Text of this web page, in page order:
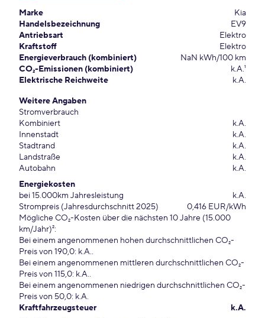
Marke
Kia
Handelsbezeichnung
EV9
Antriebsart
Elektro
Kraftstoff
Elektro
Energieverbrauch (kombiniert)
NaN kWh/100 km
CO₂-Emissionen (kombiniert)
k.A.¹
Elektrische Reichweite
k.A.
Weitere Angaben
Stromverbrauch
Kombiniert
k.A.
Innenstadt
k.A.
Stadtrand
k.A.
Landstraße
k.A.
Autobahn
k.A.
Energiekosten
bei 15.000km Jahresleistung
k.A.
Strompreis (Jahresdurchschnitt 2025)
0,416 EUR/kWh
Mögliche CO₂-Kosten über die nächsten 10 Jahre (15.000
km/Jahr)²:
Bei einem angenommenen hohen durchschnittlichen CO₂-
Preis von 190,0: k.A..
Bei einem angenommenen mittleren durchschnittlichen CO₂-
Preis von 115,0: k.A..
Bei einem angenommenen niedrigen durchschnittlichen CO₂-
Preis von 50,0: k.A.
Kraftfahrzeugsteuer
k.A.